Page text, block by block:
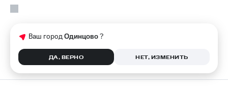
Ваш городОдинцово?
ДА, ВЕРНО НЕТ, ИЗМЕНИТЬ